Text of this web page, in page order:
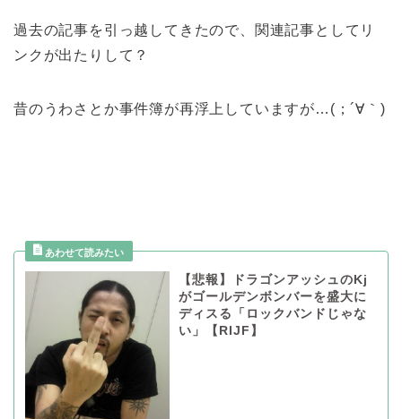
過去の記事を引っ越してきたので、関連記事としてリ
ンクが出たりして？
昔のうわさとか事件簿が再浮上していますが…(；´∀｀)
【悲報】ドラゴンアッシュのKj
がゴールデンボンバーを盛大に
ディスる「ロックバンドじゃな
い」【RIJF】